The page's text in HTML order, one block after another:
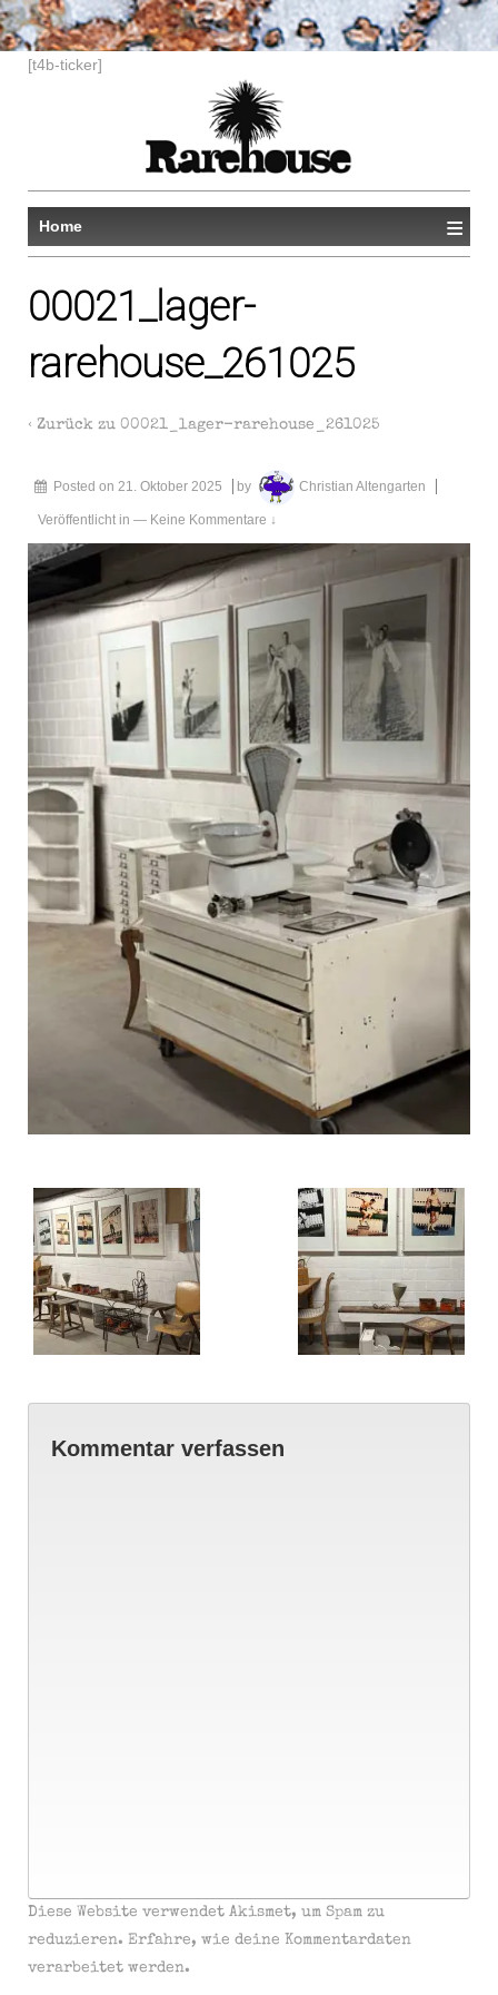
[t4b-ticker]
Home ≡
00021_lager-
rarehouse_261025
‹ Zurück zu 00021_lager-rarehouse_261025
Posted on 21. Oktober 2025 by Christian Altengarten
Veröffentlicht in — Keine Kommentare ↓
Kommentar verfassen
Diese Website verwendet Akismet, um Spam zu
reduzieren. Erfahre, wie deine Kommentardaten
verarbeitet werden.